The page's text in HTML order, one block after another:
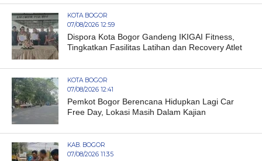
KOTA BOGOR
07/08/2026 12:59
Dispora Kota Bogor Gandeng IKIGAI Fitness,
Tingkatkan Fasilitas Latihan dan Recovery Atlet
KOTA BOGOR
07/08/2026 12:41
Pemkot Bogor Berencana Hidupkan Lagi Car
Free Day, Lokasi Masih Dalam Kajian
KAB. BOGOR
07/08/2026 11:35